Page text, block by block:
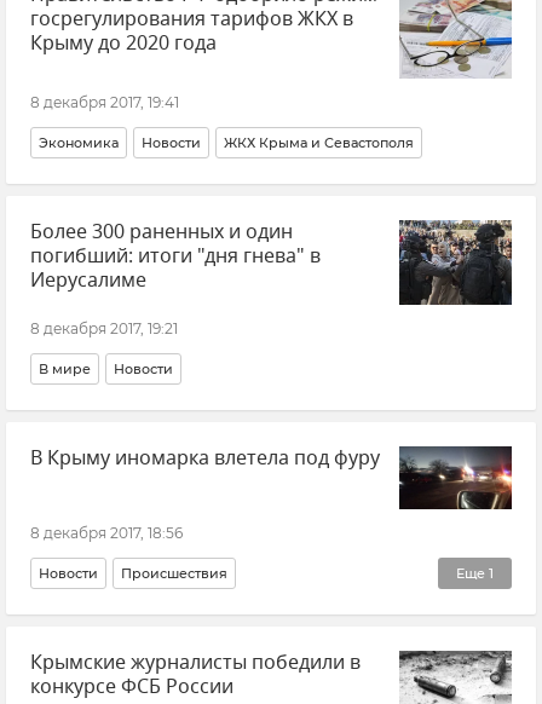
госрегулирования тарифов ЖКХ в
Крыму до 2020 года
8 декабря 2017, 19:41
Экономика Новости ЖКХ Крыма и Севастополя
Более 300 раненных и один
погибший: итоги "дня гнева" в
Иерусалиме
8 декабря 2017, 19:21
В мире Новости
В Крыму иномарка влетела под фуру
8 декабря 2017, 18:56
Еще 1
Новости Происшествия
Ситуация на дорогах Крыма
Крымские журналисты победили в
конкурсе ФСБ России